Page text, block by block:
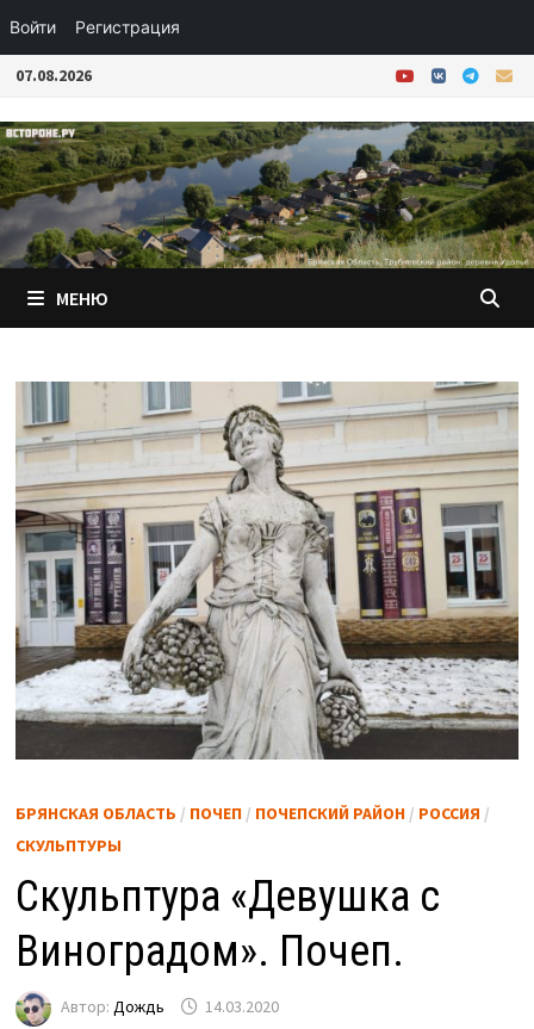
Войти Регистрация
Перейти
содержимому
07.08.2026
МЕНЮ
БРЯНСКАЯ ОБЛАСТЬ / ПОЧЕП/ ПОЧЕПСКИЙ РАЙОН/ РОССИЯ /
СКУЛЬПТУРЫ
Скульптура «Девушка с
Виноградом». Почеп.
Автор: Дождь 14.03.2020